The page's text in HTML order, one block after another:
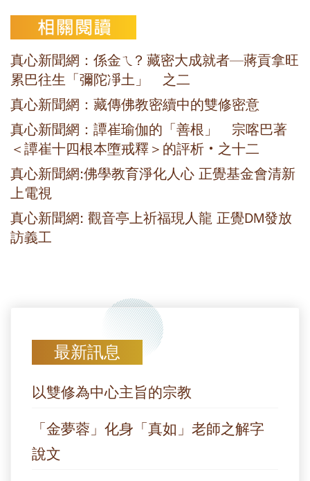
真心新聞網：係金ㄟ? 藏密大成就者—蔣貢拿旺
累巴往生「彌陀凈土」 之二
真心新聞網：藏傳佛教密續中的雙修密意
真心新聞網：譚崔瑜伽的「善根」 宗喀巴著
＜譚崔十四根本墮戒釋＞的評析‧之十二
真心新聞網:佛學教育淨化人心 正覺基金會清新
上電視
真心新聞網: 觀音亭上祈福現人龍 正覺DM發放
訪義工
最新訊息
以雙修為中心主旨的宗教
「金夢蓉」化身「真如」老師之解字
說文